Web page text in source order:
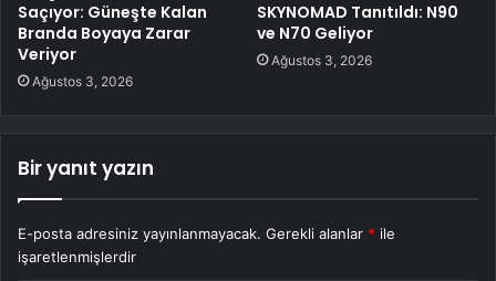
Saçıyor: Güneşte Kalan
Branda Boyaya Zarar
Veriyor
Ağustos 3, 2026
SKYNOMAD Tanıtıldı: N90
ve N70 Geliyor
Ağustos 3, 2026
Bir yanıt yazın
E-posta adresiniz yayınlanmayacak. Gerekli alanlar * ile
işaretlenmişlerdir